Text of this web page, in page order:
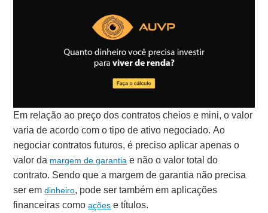
Em relação ao preço dos contratos cheios e mini, o valor
varia de acordo com o tipo de ativo negociado. Ao
negociar contratos futuros, é preciso aplicar apenas o
valor da margem de garantia e não o valor total do
contrato. Sendo que a margem de garantia não precisa
ser emdinheiro, pode ser também em aplicações
financeiras comoações e títulos.